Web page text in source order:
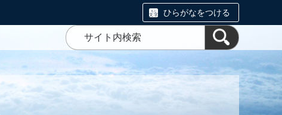
ひらがなをつける